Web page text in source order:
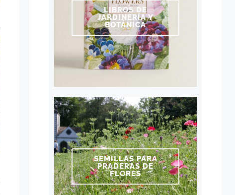
LIBROS DE
JARDINERÍA Y
BOTÁNICA
SEMILLAS PARA
PRADERAS DE
FLORES